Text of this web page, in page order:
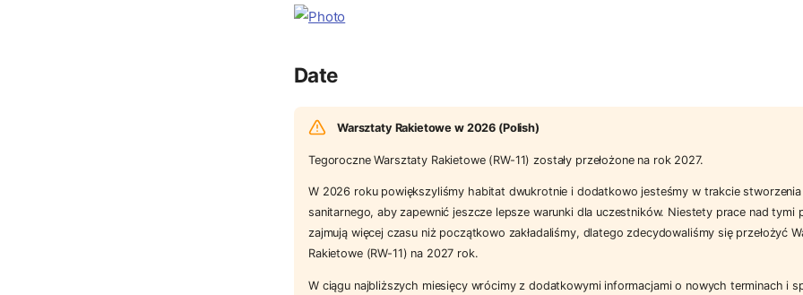
Date
Warsztaty Rakietowe w 2026 (Polish)
Tegoroczne Warsztaty Rakietowe (RW-11) zostały przełożone na rok 2027.
W 2026 roku powiększyliśmy habitat dwukrotnie i dodatkowo jesteśmy w trakcie stworzenia
sanitarnego, aby zapewnić jeszcze lepsze warunki dla uczestników. Niestety prace nad tymi
zajmują więcej czasu niż początkowo zakładaliśmy, dlatego zdecydowaliśmy się przełożyć
Rakietowe (RW-11) na 2027 rok.
W ciągu najbliższych miesięcy wrócimy z dodatkowymi informacjami o nowych terminach i